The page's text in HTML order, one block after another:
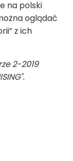
na polski
oglądać
z ich
2-2019